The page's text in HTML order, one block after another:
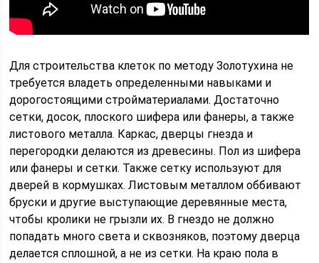
Для строительства клеток по методу Золотухина не
требуется владеть определенными навыками и
дорогостоящими стройматериалами. Достаточно
сетки, досок, плоского шифера или фанеры, а также
листового металла. Каркас, дверцы гнезда и
перегородки делаются из древесины. Пол из шифера
или фанеры и сетки. Также сетку используют для
дверей в кормушках. Листовым металлом оббивают
бруски и другие выступающие деревянные места,
чтобы кролики не грызли их. В гнездо не должно
попадать много света и сквозняков, поэтому дверца
делается сплошной, а не из сетки. На краю пола в